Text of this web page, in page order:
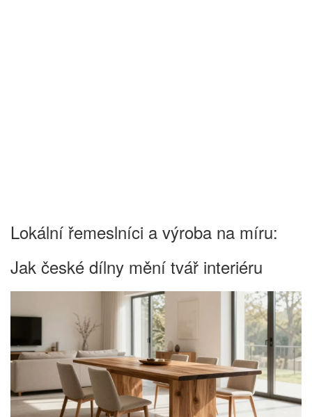
Lokální řemeslníci a výroba na míru:
Jak české dílny mění tvář interiéru